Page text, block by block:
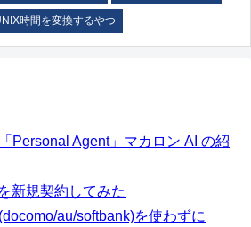
時間を変換するやつ
Personal Agent」マカロン AI の紹
新規契約してみた
au/softbank)を使わずに